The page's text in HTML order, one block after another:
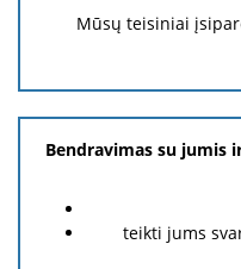
Mūsų teisiniai
Bendravimas su jumis
teikti jums